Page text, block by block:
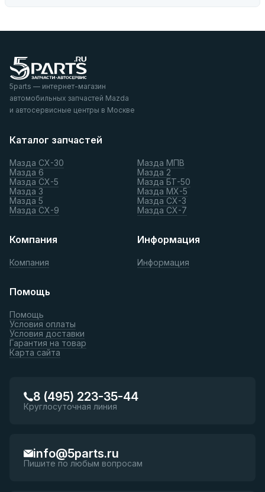
5parts — интернет-магазин
автомобильных запчастей Mazda
и автосервисные центры в Москве
Каталог запчастей
Мазда СХ-30
Мазда 6
Мазда СХ-5
Мазда 3
Мазда 5
Мазда СХ-9
Мазда МПВ
Мазда 2
Мазда БТ-50
Мазда МХ-5
Мазда СХ-3
Мазда СХ-7
Компания
Компания
Информация
Информация
Помощь
Помощь
Условия оплаты
Условия доставки
Гарантия на товар
Карта сайта
8 (495) 223-35-44
Круглосуточная линия
info@5parts.ru
Пишите по любым вопросам